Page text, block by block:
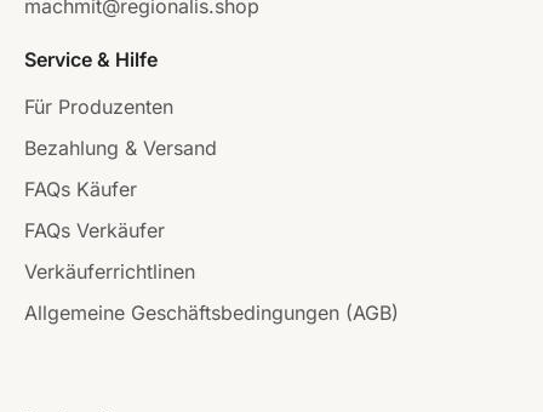
machmit@regionalis.shop
Service & Hilfe
Für Produzenten
Bezahlung & Versand
FAQs Käufer
FAQs Verkäufer
Verkäuferrichtlinen
Allgemeine Geschäftsbedingungen (AGB)